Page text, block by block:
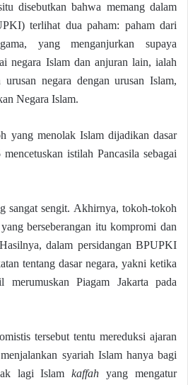
disebutkan bahwa memang dalam
terlihat dua paham: paham dari
yang menganjurkan supaya
negara Islam dan anjuran lain, ialah
urusan negara dengan urusan Islam,
Negara Islam.
yang menolak Islam dijadikan dasar
istilah Pancasila sebagai
sangat sengit. Akhirnya, tokoh-tokoh
berseberangan itu kompromi dan
dalam persidangan BPUPKI
tentang dasar negara, yakni ketika
merumuskan Piagam Jakarta pada
tersebut tentu mereduksi ajaran
syariah Islam hanya bagi
lagi Islamkaffah yang mengatur